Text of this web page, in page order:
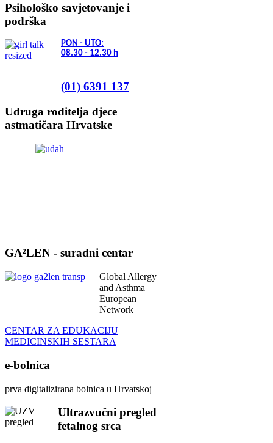
Psihološko savjetovanje i
podrška
PON - UTO:
08.30 - 12.30 h
(01) 6391 137
Udruga roditelja djece
astmatičara Hrvatske
GA²LEN - suradni centar
Global Allergy
and Asthma
European
Network
CENTAR ZA EDUKACIJU
MEDICINSKIH SESTARA
e-bolnica
prva digitalizirana bolnica u Hrvatskoj
Ultrazvučni pregled
fetalnog srca